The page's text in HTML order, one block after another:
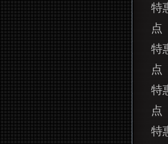
特
点
特
点
特
点
特